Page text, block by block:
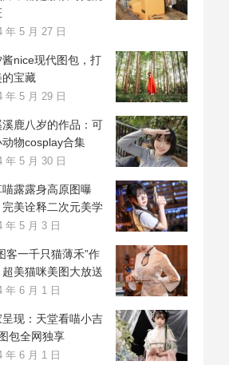
年 5 月 27 日
酱nice现代图包，打
的宝藏
年 5 月 29 日
溪鹿八岁的作品：可
动物cosplay合集
年 5 月 30 日
露露身高原图曝
完美诠释二次元美学
年 5 月 3 日
客一千只猫薄禾”作
美猫咪美图大放送
年 6 月 1 日
呈现：天堂看喵小吉
包全网独享
年 6 月 1 日